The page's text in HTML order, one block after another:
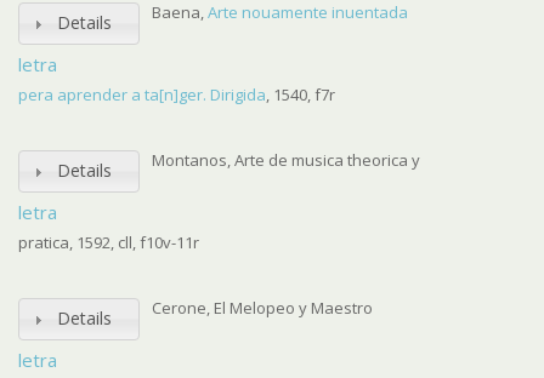
Details
letra
Baena,Arte nouamente inuentada
pera aprender a ta[n]ger. Dirigida, 1540, f7r
Details
letra
Montanos, Arte de musica theorica y
pratica, 1592, cll, f10v-11r
Details
letra
Cerone, El Melopeo y Maestro